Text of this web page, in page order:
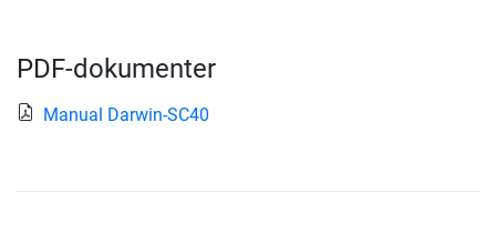
PDF-dokumenter
Manual Darwin-SC40